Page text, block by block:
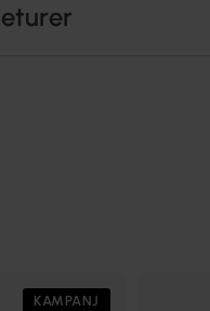
KAMPANJ